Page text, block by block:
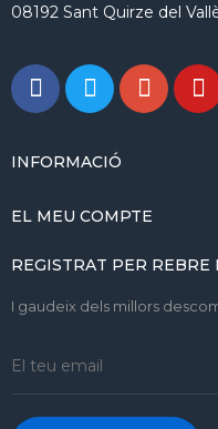
08192 Sant Quirze del
INFORMACIÓ
EL MEU COMPTE
REGISTRAT PER REBRE
I gaudeix dels millors